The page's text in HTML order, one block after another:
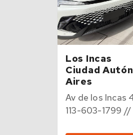
Los Incas
Ciudad
Aires
Av de los Incas
113-603-1799 //